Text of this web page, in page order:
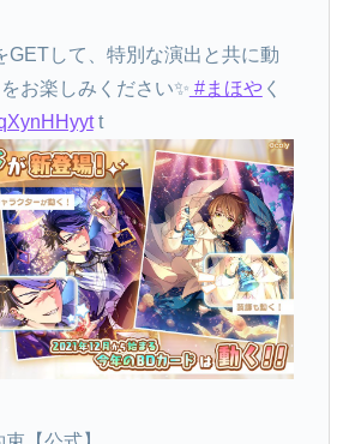
GETして、特別な演出と共に動
お楽しみください✨ #まほやく
t